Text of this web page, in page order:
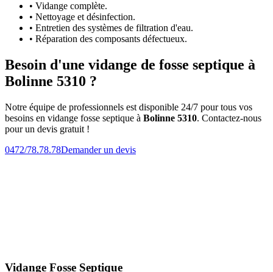
• Vidange complète.
• Nettoyage et désinfection.
• Entretien des systèmes de filtration d'eau.
• Réparation des composants défectueux.
Besoin d'une vidange de fosse septique à
Bolinne 5310 ?
Notre équipe de professionnels est disponible 24/7 pour tous vos
besoins en vidange fosse septique à Bolinne 5310. Contactez-nous
pour un devis gratuit !
0472/78.78.78Demander un devis
Vidange Fosse Septique